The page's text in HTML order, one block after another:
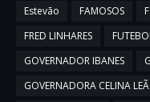
Estevão
FAMOSOS
FRED LINHARES
GOVERNADOR IBANES
GOVERNADORA CELINA